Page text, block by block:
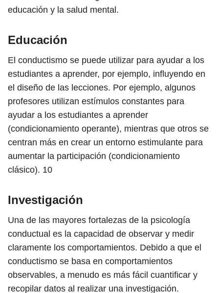
educación y la salud mental.
Educación
El conductismo se puede utilizar para ayudar a los
estudiantes a aprender, por ejemplo, influyendo en
el diseño de las lecciones. Por ejemplo, algunos
profesores utilizan estímulos constantes para
ayudar a los estudiantes a aprender
(condicionamiento operante), mientras que otros se
centran más en crear un entorno estimulante para
aumentar la participación (condicionamiento
clásico). 10
Investigación
Una de las mayores fortalezas de la psicología
conductual es la capacidad de observar y medir
claramente los comportamientos. Debido a que el
conductismo se basa en comportamientos
observables, a menudo es más fácil cuantificar y
recopilar datos al realizar una investigación.